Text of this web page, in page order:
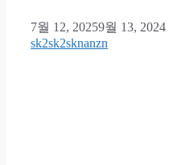
7월 12, 20259월 13, 2024
sk2sk2sknanzn